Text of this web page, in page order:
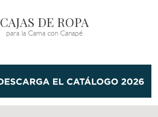
CAJAS DE ROPA
para la Cama con Canapé